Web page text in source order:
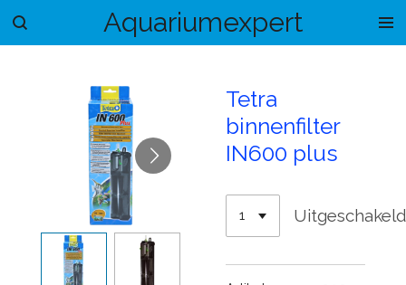
Ga
hoofdinhoud
Aquariumexpert
Tetra
binnenfilter
IN600 plus